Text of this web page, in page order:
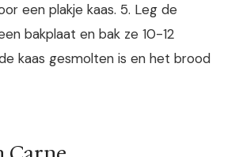
een plakje kaas. 5. Leg de
bakplaat en bak ze 10-12
kaas gesmolten is en het brood